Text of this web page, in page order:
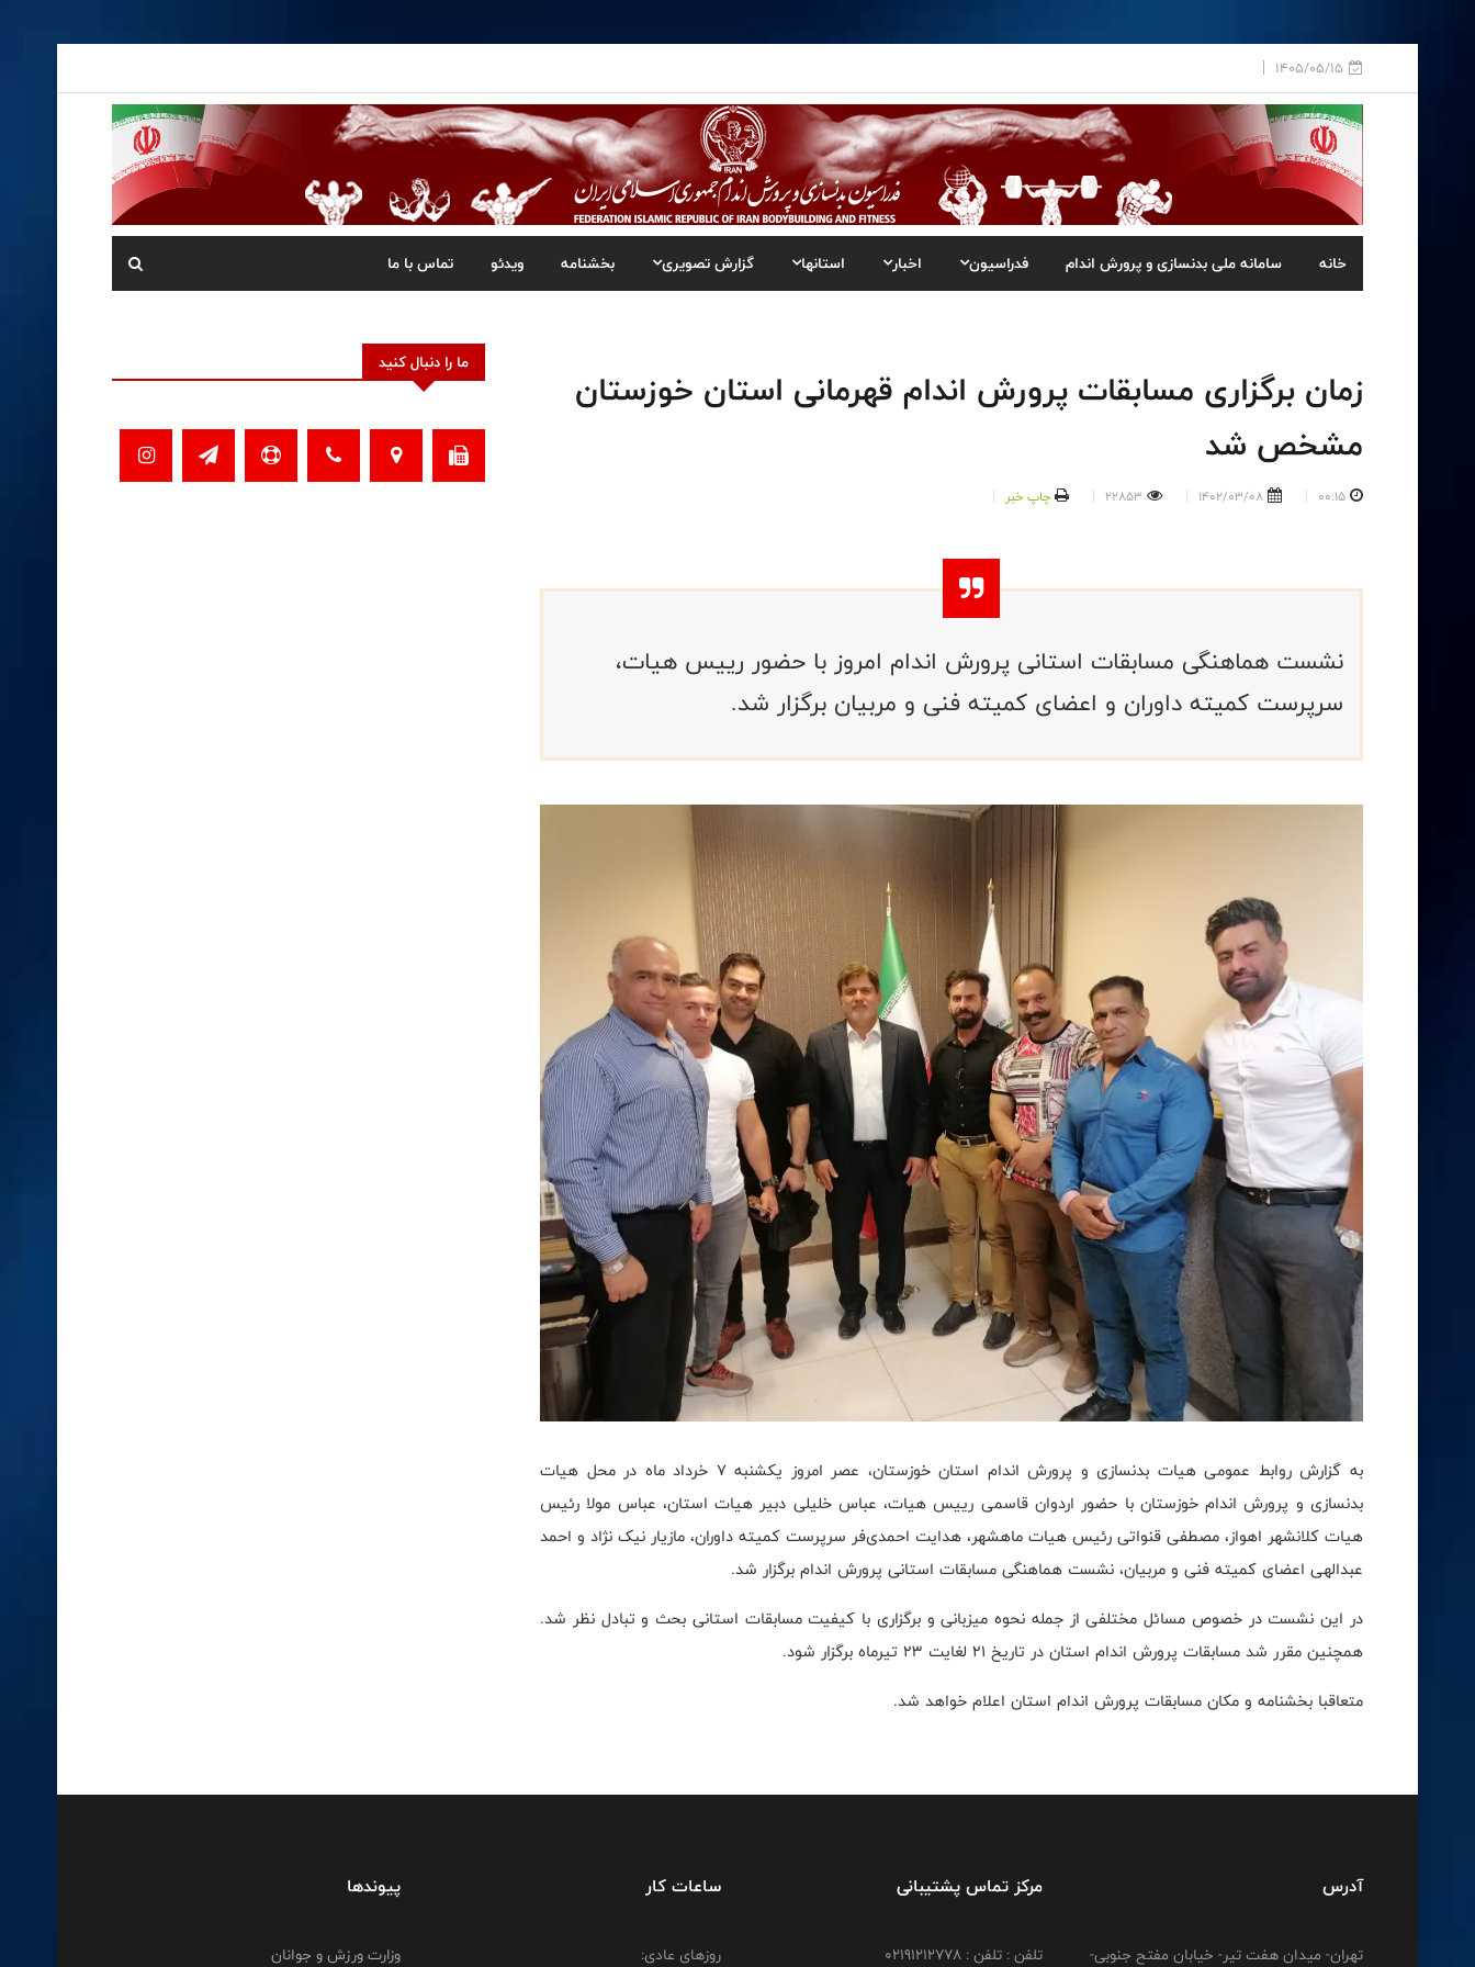
1405/05/15
خانه سامانه ملی بدنسازی و پرورش اندام فدراسیون اخبار استانها گزارش تصویری بخشنامه ویدئو تماس با ما
زمان برگزاری مسابقات پرورش اندام قهرمانی استان خوزستان
مشخص شد
00:15
1402/03/08
22853 چاپ خبر
نشست هماهنگی مسابقات استانی پرورش اندام امروز با حضور رییس هیات،
سرپرست کمیته داوران و اعضای کمیته فنی و مربیان برگزار شد.
به گزارش روابط عمومی هیات بدنسازی و پرورش اندام استان خوزستان، عصر امروز یکشنبه 7 خرداد ماه در محل هیات
بدنسازی و پرورش اندام خوزستان با حضور اردوان قاسمی رییس هیات، عباس خلیلی دبیر هیات استان، عباس مولا رئیس
هیات کلانشهر اهواز، مصطفی قنواتی رئیس هیات ماهشهر، هدایت احمدی‌فر سرپرست کمیته داوران، مازیار نیک نژاد و احمد
عبدالهی اعضای کمیته فنی و مربیان، نشست هماهنگی مسابقات استانی پرورش اندام برگزار شد.
در این نشست در خصوص مسائل مختلفی از جمله نحوه میزبانی و برگزاری با کیفیت مسابقات استانی بحث و تبادل نظر شد.
همچنين مقرر شد مسابقات پرورش اندام استان در تاریخ 21 لغایت 23 تيرماه برگزار شود.
متعاقبا بخشنامه و مکان مسابقات پرورش اندام استان اعلام خواهد شد.
ما را دنبال کنید
آدرس
تهران- میدان هفت تیر- خیابان مفتح جنوبی-
مرکز تماس پشتیبانی
تلفن : تلفن : 02191212778
ساعات کار
روزهای عادی:
پیوندها
وزارت ورزش و جوانان